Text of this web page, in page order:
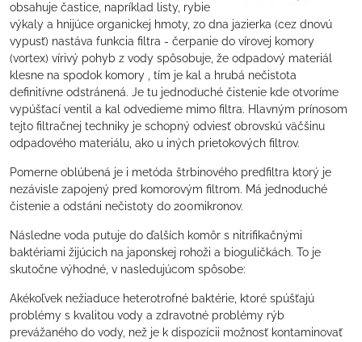
obsahuje častice, napríklad listy, rybie
výkaly a hnijúce organickej hmoty, zo dna jazierka (cez dnovú
vypusť) nastáva funkcia filtra - čerpanie do vírovej komory
(vortex) vírivý pohyb z vody spôsobuje, že odpadový materiál
klesne na spodok komory , tím je kal a hrubá nečistota
definitívne odstránená. Je tu jednoduché čistenie kde otvoríme
vypúšťací ventil a kal odvedieme mimo filtra. Hlavným prínosom
tejto filtračnej techniky je schopný odviesť obrovskú väčšinu
odpadového materiálu, ako u iných prietokových filtrov.
Pomerne oblúbená je i metóda štrbinového predfiltra ktorý je
nezávisle zapojený pred komorovým filtrom. Má jednoduché
čistenie a odstáni nečistoty do 200mikronov.
Následne voda putuje do ďalších komôr s nitrifikačnými
baktériami žijúcich na japonskej rohoži a bioguličkách. To je
skutočne výhodné, v nasledujúcom spôsobe:
Akékoľvek nežiaduce heterotrofné baktérie, ktoré spúšťajú
problémy s kvalitou vody a zdravotné problémy rýb
prevážaného do vody, než je k dispozícii možnosť kontaminovať